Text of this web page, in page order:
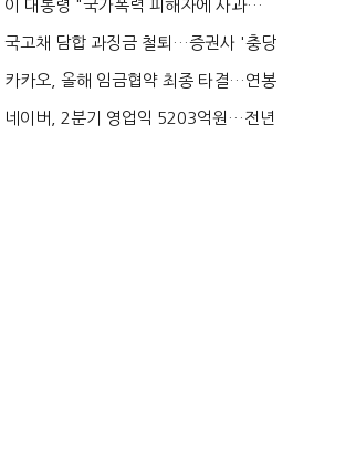
이 대통령 "국가폭력 피해자에 사과…
적극적 조사로 진...
국고채 담합 과징금 철퇴…증권사 '충당
금 폭탄' 우려...
카카오, 올해 임금협약 최종 타결…연봉
6.3% 인상·격려...
네이버, 2분기 영업익 5203억원…전년